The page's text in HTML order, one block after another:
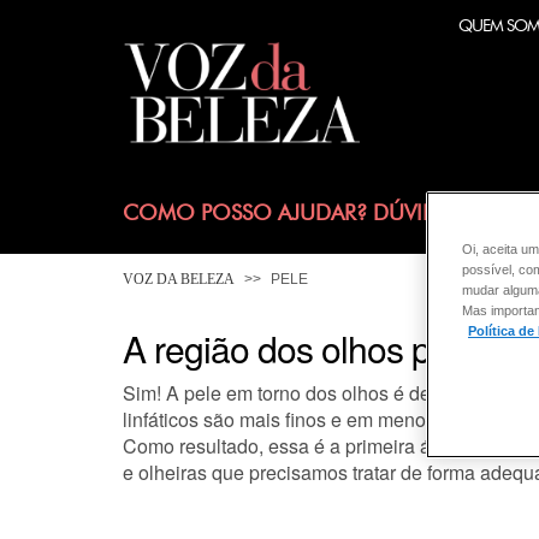
QUEM
COMO POSSO AJUDAR? DÚVIDAS SOBRE:
VOZ DA BELEZA PELE
A região dos olhos precisa
Sim! A pele em torno dos olhos é de 5 a 10
linfáticos são mais finos e em menor quantidade
Como resultado, essa é a primeira área a
e olheiras que precisamos tratar de forma
Oi, aceita
possível,
mudar
Mas
Política de